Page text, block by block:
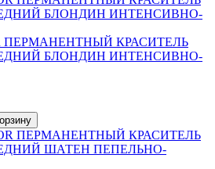
ПЕРМАНЕНТНЫЙ КРАСИТЕЛЬ
БЛОНДИН ИНТЕНСИВНО-